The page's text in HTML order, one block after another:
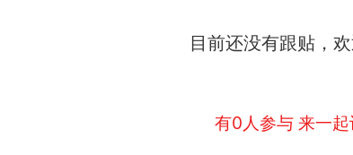
目前还没有跟贴，
有0人参与 来一
制裁瓜子饺子，美国怕什么
男子上山采菌偶然发现鸡枞菌